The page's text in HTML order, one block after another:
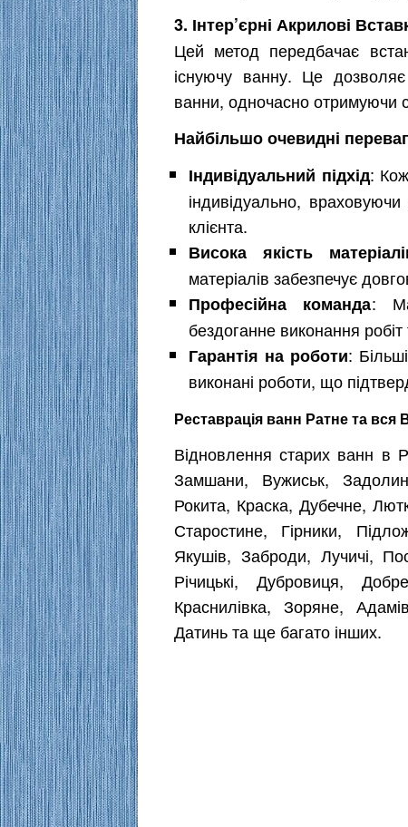
3. Інтер’єрні Акрилові
Цей метод передбачає
існуючу ванну. Це
ванни, одночасно отримуючи
Найбільшо очевидні
Індивідуальний підхід:
індивідуально,
клієнта.
Висока якість
матеріалів забезпечує
Професійна команда:
бездоганне виконання робіт
Гарантія на роботи:
виконані роботи, що
Реставрація ванн Ратне та вся
Відновлення старих ванн в
Замшани, Вужиськ,
Рокита, Краска, Дубечне,
Старостине, Гірники,
Якушів, Заброди, Лучичі,
Річицькі, Дубровиця,
Краснилівка, Зоряне,
Датинь та ще багато інших.